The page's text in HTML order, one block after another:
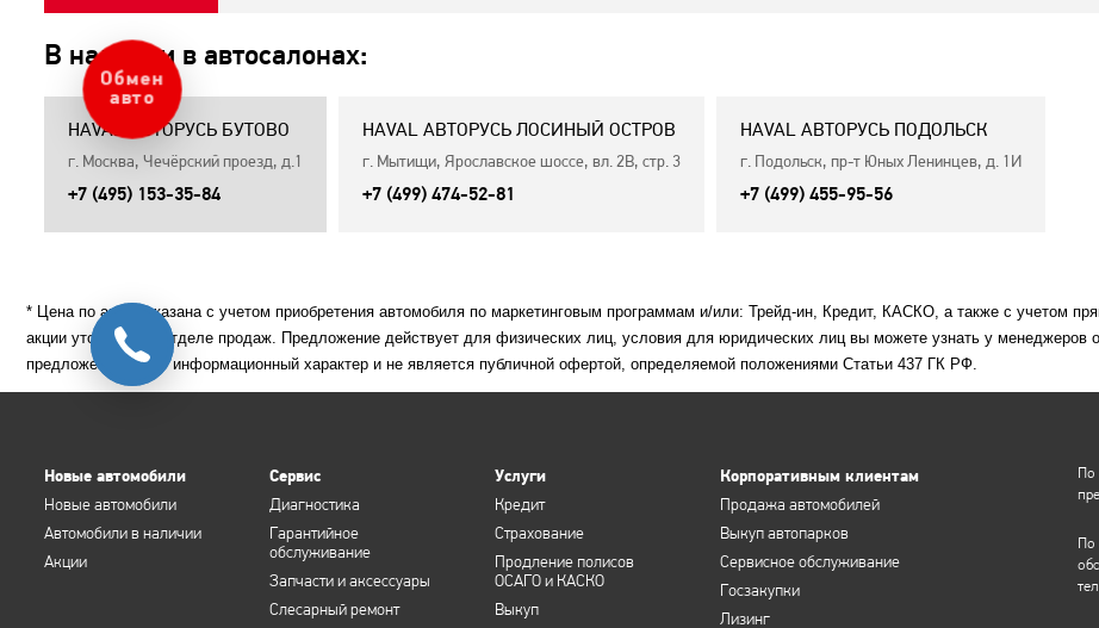
В наличии в автосалонах:
HAVAL АВТОРУСЬ БУТОВО
г. Москва, Чечёрский проезд, д.1
+7 (495) 153-35-84
HAVAL АВТОРУСЬ ЛОСИНЫЙ ОСТРОВ
г. Мытищи, Ярославское шоссе, вл. 2В, стр. 3
+7 (499) 474-52-81
HAVAL АВТОРУСЬ ПОДОЛЬСК
г. Подольск, пр-т Юных Ленинцев, д. 1И
+7 (499) 455-95-56
* Цена по акции указана с учетом приобретения автомобиля по маркетинговым программам и/или: Трейд-ин, Кредит, КАСКО, а также с учетом
акции уточняйте в отделе продаж. Предложение действует для физических лиц, условия для юридических лиц вы можете узнать у менеджеров
предложение носит информационный характер и не является публичной офертой, определяемой положениями Статьи 437 ГК РФ.
Новые автомобили
Новые автомобили
Автомобили в наличии
Акции
Сервис
Диагностика
Гарантийное
обслуживание
Запчасти и аксессуары
Слесарный ремонт
Услуги
Кредит
Страхование
Продление полисов
ОСАГО и КАСКО
Выкуп
Корпоративным клиентам
Продажа автомобилей
Выкуп автопарков
Сервисное обслуживание
Госзакупки
Лизинг
По
По
Обмен
авто